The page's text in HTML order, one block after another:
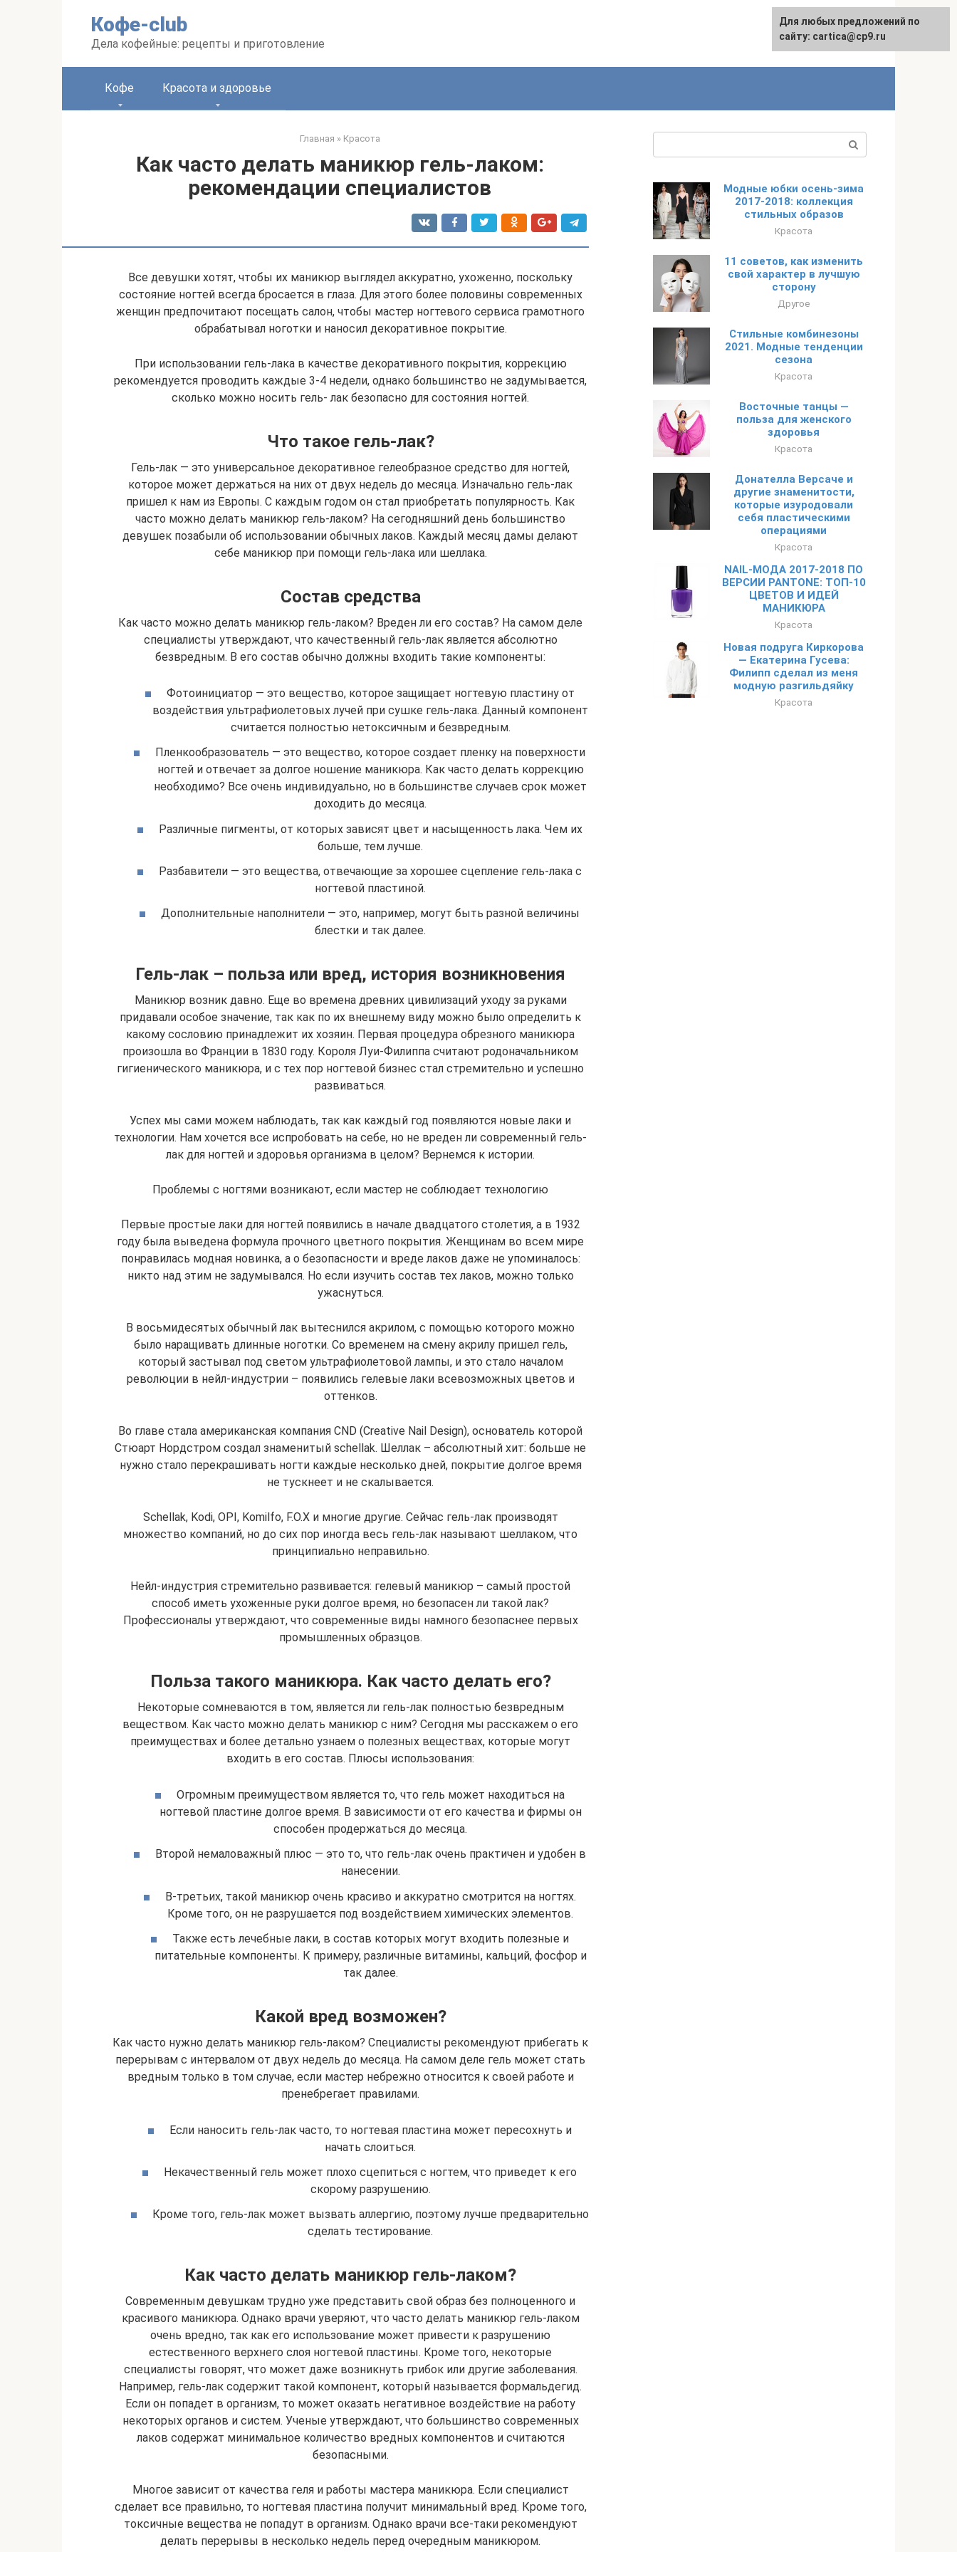
Кофе-club
Дела кофейные: рецепты и приготовление
English
Кофе Красота и здоровье
Главная » Красота
Как часто делать маникюр гель-лаком:
рекомендации специалистов
Все девушки хотят, чтобы их маникюр выглядел аккуратно, ухоженно, поскольку
состояние ногтей всегда бросается в глаза. Для этого более половины современных
женщин предпочитают посещать салон, чтобы мастер ногтевого сервиса грамотного
обрабатывал ноготки и наносил декоративное покрытие.
При использовании гель-лака в качестве декоративного покрытия, коррекцию
рекомендуется проводить каждые 3-4 недели, однако большинство не задумывается,
сколько можно носить гель- лак безопасно для состояния ногтей.
Что такое гель-лак?
Гель-лак — это универсальное декоративное гелеобразное средство для ногтей,
которое может держаться на них от двух недель до месяца. Изначально гель-лак
пришел к нам из Европы. С каждым годом он стал приобретать популярность. Как
часто можно делать маникюр гель-лаком? На сегодняшний день большинство
девушек позабыли об использовании обычных лаков. Каждый месяц дамы делают
себе маникюр при помощи гель-лака или шеллака.
Состав средства
Как часто можно делать маникюр гель-лаком? Вреден ли его состав? На самом деле
специалисты утверждают, что качественный гель-лак является абсолютно
безвредным. В его состав обычно должны входить такие компоненты:
Фотоинициатор — это вещество, которое защищает ногтевую пластину от
воздействия ультрафиолетовых лучей при сушке гель-лака. Данный компонент
считается полностью нетоксичным и безвредным.
Пленкообразователь — это вещество, которое создает пленку на поверхности
ногтей и отвечает за долгое ношение маникюра. Как часто делать коррекцию
необходимо? Все очень индивидуально, но в большинстве случаев срок может
доходить до месяца.
Различные пигменты, от которых зависят цвет и насыщенность лака. Чем их
больше, тем лучше.
Разбавители — это вещества, отвечающие за хорошее сцепление гель-лака с
ногтевой пластиной.
Дополнительные наполнители — это, например, могут быть разной величины
блестки и так далее.
Гель-лак – польза или вред, история возникновения
Маникюр возник давно. Еще во времена древних цивилизаций уходу за руками
придавали особое значение, так как по их внешнему виду можно было определить к
какому сословию принадлежит их хозяин. Первая процедура обрезного маникюра
произошла во Франции в 1830 году. Короля Луи-Филиппа считают родоначальником
гигиенического маникюра, и с тех пор ногтевой бизнес стал стремительно и успешно
развиваться.
Успех мы сами можем наблюдать, так как каждый год появляются новые лаки и
технологии. Нам хочется все испробовать на себе, но не вреден ли современный гель-
лак для ногтей и здоровья организма в целом? Вернемся к истории.
Проблемы с ногтями возникают, если мастер не соблюдает технологию
Первые простые лаки для ногтей появились в начале двадцатого столетия, а в 1932
году была выведена формула прочного цветного покрытия. Женщинам во всем мире
понравилась модная новинка, а о безопасности и вреде лаков даже не упоминалось:
никто над этим не задумывался. Но если изучить состав тех лаков, можно только
ужаснуться.
В восьмидесятых обычный лак вытеснился акрилом, с помощью которого можно
было наращивать длинные ноготки. Со временем на смену акрилу пришел гель,
который застывал под светом ультрафиолетовой лампы, и это стало началом
революции в нейл-индустрии – появились гелевые лаки всевозможных цветов и
оттенков.
Во главе стала американская компания CND (Creative Nail Design), основатель которой
Стюарт Нордстром создал знаменитый schellak. Шеллак – абсолютный хит: больше не
нужно стало перекрашивать ногти каждые несколько дней, покрытие долгое время
не тускнеет и не скалывается.
Schellak, Kodi, OPI, Komilfo, F.O.X и многие другие. Сейчас гель-лак производят
множество компаний, но до сих пор иногда весь гель-лак называют шеллаком, что
принципиально неправильно.
Нейл-индустрия стремительно развивается: гелевый маникюр – самый простой
способ иметь ухоженные руки долгое время, но безопасен ли такой лак?
Профессионалы утверждают, что современные виды намного безопаснее первых
промышленных образцов.
Польза такого маникюра. Как часто делать его?
Некоторые сомневаются в том, является ли гель-лак полностью безвредным
веществом. Как часто можно делать маникюр с ним? Сегодня мы расскажем о его
преимуществах и более детально узнаем о полезных веществах, которые могут
входить в его состав. Плюсы использования:
Огромным преимуществом является то, что гель может находиться на
ногтевой пластине долгое время. В зависимости от его качества и фирмы он
способен продержаться до месяца.
Второй немаловажный плюс — это то, что гель-лак очень практичен и удобен в
нанесении.
В-третьих, такой маникюр очень красиво и аккуратно смотрится на ногтях.
Кроме того, он не разрушается под воздействием химических элементов.
Также есть лечебные лаки, в состав которых могут входить полезные и
питательные компоненты. К примеру, различные витамины, кальций, фосфор и
так далее.
Какой вред возможен?
Как часто нужно делать маникюр гель-лаком? Специалисты рекомендуют прибегать к
перерывам с интервалом от двух недель до месяца. На самом деле гель может стать
вредным только в том случае, если мастер небрежно относится к своей работе и
пренебрегает правилами.
Если наносить гель-лак часто, то ногтевая пластина может пересохнуть и
начать слоиться.
Некачественный гель может плохо сцепиться с ногтем, что приведет к его
скорому разрушению.
Кроме того, гель-лак может вызвать аллергию, поэтому лучше предварительно
сделать тестирование.
Как часто делать маникюр гель-лаком?
Современным девушкам трудно уже представить свой образ без полноценного и
красивого маникюра. Однако врачи уверяют, что часто делать маникюр гель-лаком
очень вредно, так как его использование может привести к разрушению
естественного верхнего слоя ногтевой пластины. Кроме того, некоторые
специалисты говорят, что может даже возникнуть грибок или другие заболевания.
Например, гель-лак содержит такой компонент, который называется формальдегид.
Если он попадет в организм, то может оказать негативное воздействие на работу
некоторых органов и систем. Ученые утверждают, что большинство современных
лаков содержат минимальное количество вредных компонентов и считаются
безопасными.
Многое зависит от качества геля и работы мастера маникюра. Если специалист
сделает все правильно, то ногтевая пластина получит минимальный вред. Кроме того,
токсичные вещества не попадут в организм. Однако врачи все-таки рекомендуют
делать перерывы в несколько недель перед очередным маникюром.
Модные юбки осень-зима
2017-2018: коллекция
стильных образов
Красота
11 советов, как изменить
свой характер в лучшую
сторону
Другое
Стильные комбинезоны
2021. Модные тенденции
сезона
Красота
Восточные танцы —
польза для женского
здоровья
Красота
Донателла Версаче и
другие знаменитости,
которые изуродовали
себя пластическими
операциями
Красота
NAIL-МОДА 2017-2018 ПО
ВЕРСИИ PANTONE: ТОП-10
ЦВЕТОВ И ИДЕЙ
МАНИКЮРА
Красота
Новая подруга Киркорова
— Екатерина Гусева:
Филипп сделал из меня
модную разгильдяйку
Красота
Для любых предложений по
сайту: cartica@cp9.ru